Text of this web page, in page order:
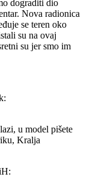
dograditi dio
Nova radionica
se teren oko
su na ovaj
su jer smo im
u model pišete
Kralja